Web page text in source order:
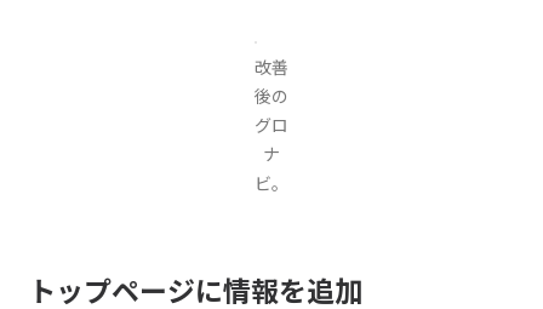
改善
後の
グロ
ナ
ビ。
トップページに情報を追加